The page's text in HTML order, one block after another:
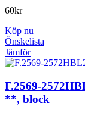
60kr
Köp nu
Önskelista
Jämför
F.2569-
**, block